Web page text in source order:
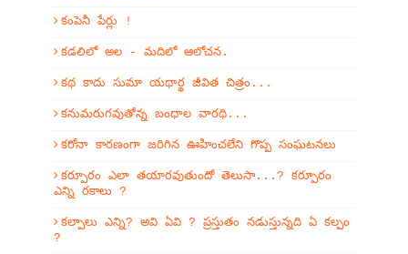
కంపెనీ పేర్లు !
కడలిలో అల - మదిలో ఆలోచన.
కథ కాదు సుమా యథార్థ జీవిత చిత్రం...
కనుమరుగవుతోన్న బంధాల వారధి...
కరోనా కారణంగా జరిగిన ఊహించలేని గొప్ప సంఘటనలు
కర్పూరం ఎలా తయారవుతుందో తెలుసా...? కర్పూరం
ఎన్ని రకాలు ?
కల్పాలు ఎన్ని? అవి ఏవి ? ప్రస్తుతం నడుస్తున్నది ఏ కల్పం
?